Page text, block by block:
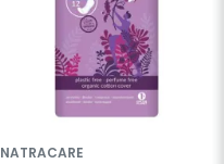
NATRACARE